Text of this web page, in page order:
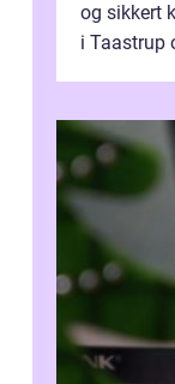
og sikkert
i Taastrup